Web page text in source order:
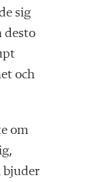
sig
desto
och
om
bjuder